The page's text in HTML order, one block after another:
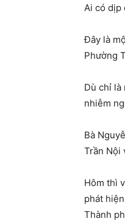
Ai có dịp
Đây là
Phường
Dù chỉ là
nhiễm
Bà
Trần Nội
Hôm thì
phát
Thành